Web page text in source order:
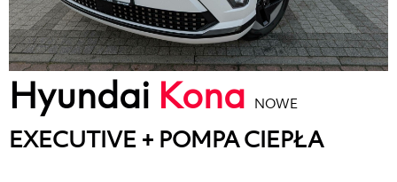
Hyundai Kona NOWE
EXECUTIVE + POMPA CIEPŁA